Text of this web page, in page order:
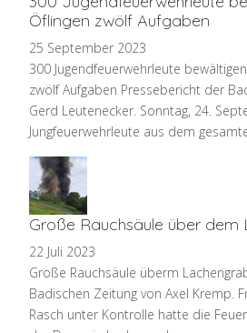
Öflingen zwölf Aufgaben
25 September 2023
300 Jugendfeuerwehrleute
zwölf Aufgaben Pressebericht der
Gerd Leutenecker. Sonntag, 24.
Jungfeuerwehrleute aus dem
Große Rauchsäule über dem
22 Juli 2023
Große Rauchsäule überm
Badischen Zeitung von Axel Kremp.
Rasch unter Kontrolle hatte die